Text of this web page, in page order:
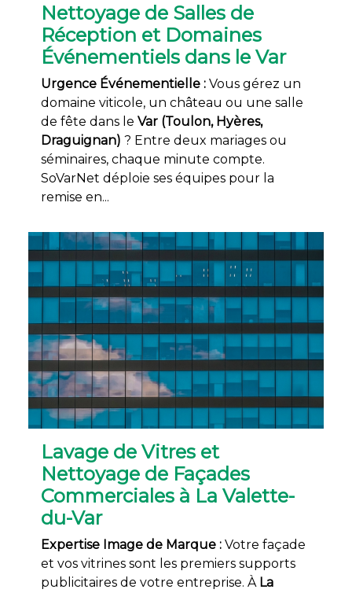
Nettoyage de Salles de
Réception et Domaines
Événementiels dans le Var
Urgence Événementielle : Vous gérez un
domaine viticole, un château ou une salle
de fête dans le Var (Toulon, Hyères,
Draguignan) ? Entre deux mariages ou
séminaires, chaque minute compte.
SoVarNet déploie ses équipes pour la
remise en...
Lavage de Vitres et
Nettoyage de Façades
Commerciales à La Valette-
du-Var
Expertise Image de Marque : Votre façade
et vos vitrines sont les premiers supports
publicitaires de votre entreprise. À La